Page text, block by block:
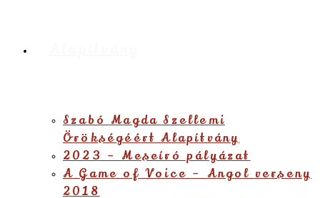
Szabó Magda Szellemi
Örökségéért Alapítvány
2023 – Meseíró pályázat
A Game of Voice – Angol verseny
2018